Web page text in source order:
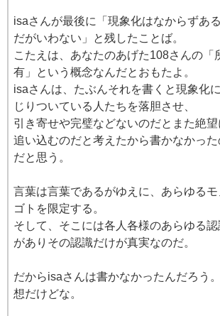
isaさんが最後に「現象化はなからずある
だがいわない」と残したことば。
こたえは、あなたのあげた108さんの「
有」という概念なんだとおもたよ。
isaさんは、たぶんそれを書くと現象化
じりついている人たちを落胆させ、
引き寄せや完璧などないのだとまた絶望
追い込むのだと考えたから書かなかった
だと思う。
言葉は言葉であるがゆえに、あらゆるモ
ゴトを限定する。
そして、そこには各人各様のあらゆる認
がありその認識だけが真実なのだ。
だからisaさんは書かなかったんだろう
想だけどな。